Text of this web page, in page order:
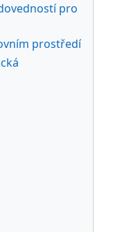
pro
prostředí